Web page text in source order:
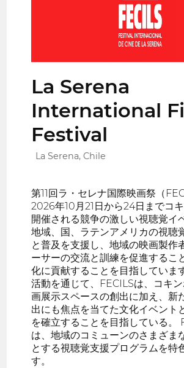
La Serena
International
Festival
La Serena, Chile
第11回ラ・セレナ国際映画祭（
2026年10月21日から24日までコ
開催される競争の激しい視聴覚イ
地域、国、ラテンアメリカの視聴
と普及を支援し、地域の映画製作
ーサーの交流と訓練を促進するこ
化に貢献することを目指していま
活動を通じて、FECILSは、コキ
画展示スペースの創出に加え、新
出にも焦点を当てた文化イベント
を確立することを目指している。
は、地域のコミューンのさまざま
とする視聴覚支援プログラムを特
す。